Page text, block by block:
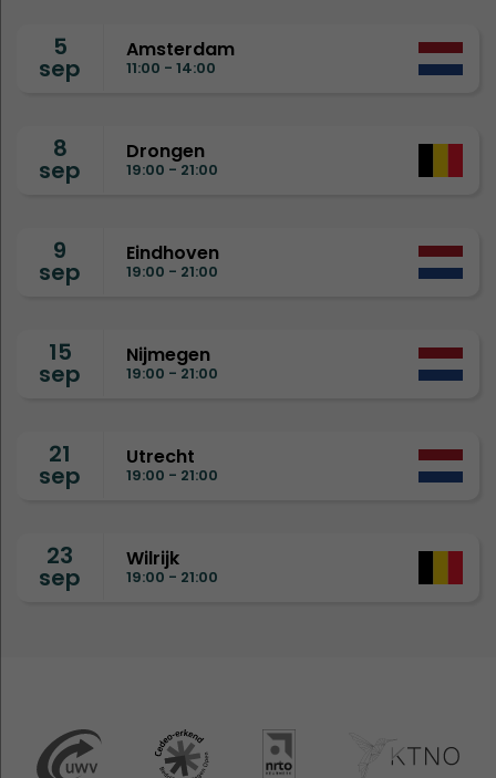
5
sep
Amsterdam
11:00 - 14:00
8
sep
Drongen
19:00 - 21:00
9
sep
Eindhoven
19:00 - 21:00
15
sep
Nijmegen
19:00 - 21:00
21
sep
Utrecht
19:00 - 21:00
23
sep
Wilrijk
19:00 - 21:00